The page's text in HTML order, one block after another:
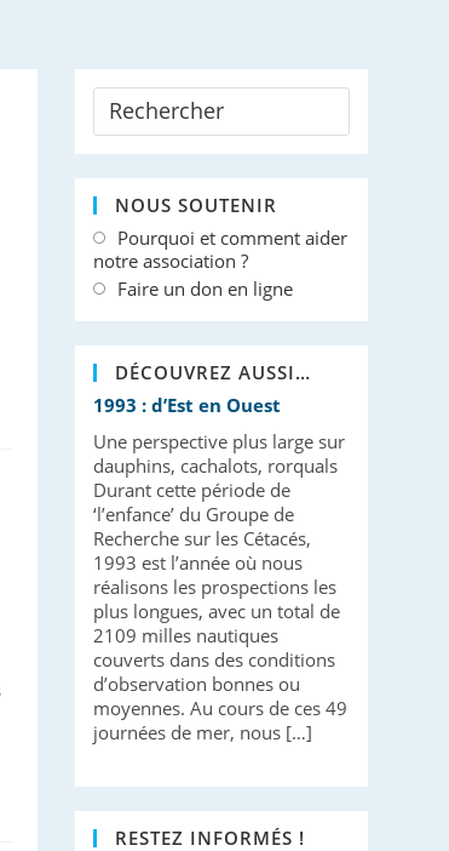
NOUS SOUTENIR
Pourquoi et comment aider
notre association ?
Faire un don en ligne
DÉCOUVREZ AUSSI…
1993 : d’Est en Ouest
Une perspective plus large sur
dauphins, cachalots, rorquals
Durant cette période de
‘l’enfance’ du Groupe de
Recherche sur les Cétacés,
1993 est l’année où nous
réalisons les prospections les
plus longues, avec un total de
2109 milles nautiques
couverts dans des conditions
d’observation bonnes ou
moyennes. Au cours de ces 49
journées de mer, nous […]
RESTEZ INFORMÉS !